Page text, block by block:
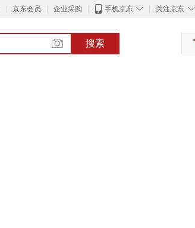
京东会员 企业采购 ◇
手机京东 ◇
关注京东
搜索